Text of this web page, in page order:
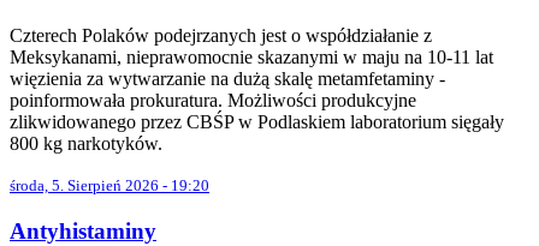
Czterech Polaków podejrzanych jest o współdziałanie z
Meksykanami, nieprawomocnie skazanymi w maju na 10-11 lat
więzienia za wytwarzanie na dużą skalę metamfetaminy -
poinformowała prokuratura. Możliwości produkcyjne
zlikwidowanego przez CBŚP w Podlaskiem laboratorium sięgały
800 kg narkotyków.
środa, 5. Sierpień 2026 - 19:20
Antyhistaminy